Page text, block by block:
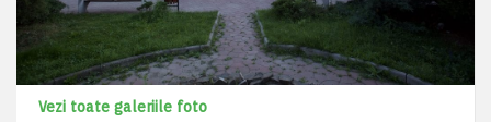
Vezi toate galeriile foto